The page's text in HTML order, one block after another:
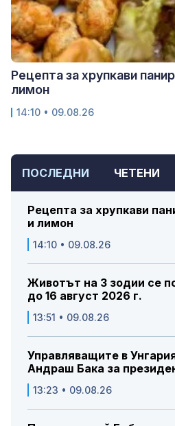
ПОСЛЕДНИ ЧЕТЕНИ
Рецепта за хрупкави
и лимон
14:10 • 09.08.26
Животът на 3 зодии се
до 16 август 2026 г.
13:51 • 09.08.26
Управляващите в
Андраш Бака за
13:23 • 09.08.26
Рецепта за хрупкави
лимон
14:10 • 09.08.26